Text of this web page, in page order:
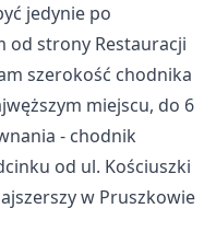
jedynie po
od strony Restauracji
szerokość chodnika
miejscu, do 6
- chodnik
od ul. Kościuszki
w Pruszkowie